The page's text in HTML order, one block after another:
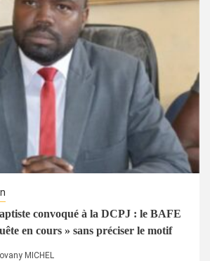
convoqué à la DCPJ : le BAFE
en cours » sans préciser le motif
MICHEL